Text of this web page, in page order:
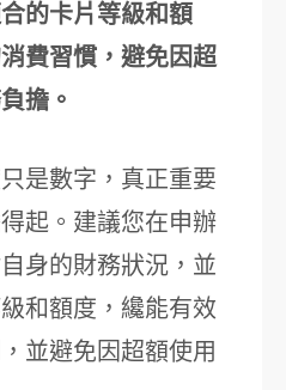
的卡片等級和額
費習慣，避免因超
擔。
是數字，真正重要
起。建議您在申辦
身的財務狀況，並
和額度，纔能有效
並避免因超額使用